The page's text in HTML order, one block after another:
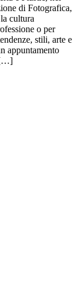
di Fotografica,
cultura
o per
stili, arte e
appuntamento
[…]